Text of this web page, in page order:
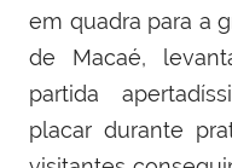
em quadra para a
de Macaé,
partida
placar durante